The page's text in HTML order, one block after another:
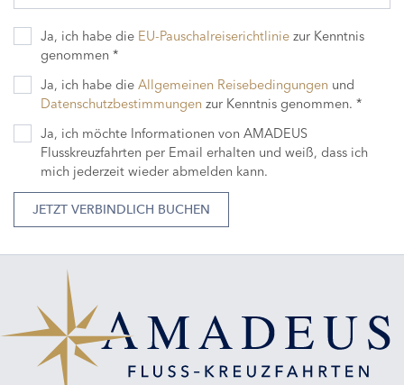
Ja, ich habe die EU-Pauschalreiserichtlinie zur Kenntnis
genommen *
Ja, ich habe die Allgemeinen Reisebedingungen und
Datenschutzbestimmungen zur Kenntnis genommen. *
Ja, ich möchte Informationen von AMADEUS
Flusskreuzfahrten per Email erhalten und weiß, dass ich
mich jederzeit wieder abmelden kann.
JETZT VERBINDLICH BUCHEN